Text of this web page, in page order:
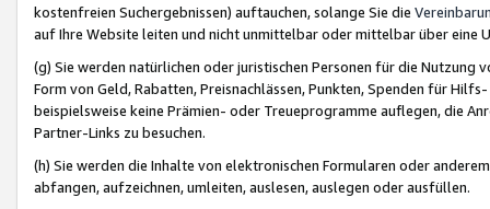
kostenfreien Suchergebnissen) auftauchen, solange Sie die
auf Ihre Website leiten und nicht unmittelbar oder mittelbar über eine
(g) Sie werden natürlichen oder juristischen Personen für die Nutzung
Form von Geld, Rabatten, Preisnachlässen, Punkten, Spenden für
beispielsweise keine Prämien- oder Treueprogramme auflegen, die
Partner-Links zu besuchen.
(h) Sie werden die Inhalte von elektronischen Formularen oder
abfangen, aufzeichnen, umleiten, auslesen, auslegen oder ausfüllen.